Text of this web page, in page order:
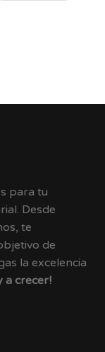
para tu
Desde
te
de
la excelencia
a crecer!